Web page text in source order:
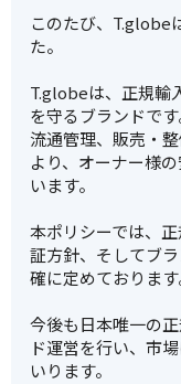
このたび、T.globe
た。
T.globeは、正規輸
を守るブランドです
流通管理、販売・
より、オーナー様
います。
本ポリシーでは、
証方針、そしてブ
確に定めております
今後も日本唯一の
ド運営を行い、市
いります。